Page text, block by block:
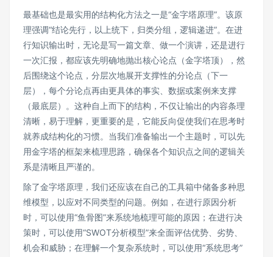
最基础也是最实用的结构化方法之一是“金字塔原理”。该原
理强调“结论先行，以上统下，归类分组，逻辑递进”。在进
行知识输出时，无论是写一篇文章、做一个演讲，还是进行
一次汇报，都应该先明确地抛出核心论点（金字塔顶），然
后围绕这个论点，分层次地展开支撑性的分论点（下一
层），每个分论点再由更具体的事实、数据或案例来支撑
（最底层）。这种自上而下的结构，不仅让输出的内容条理
清晰，易于理解，更重要的是，它能反向促使我们在思考时
就养成结构化的习惯。当我们准备输出一个主题时，可以先
用金字塔的框架来梳理思路，确保各个知识点之间的逻辑关
系是清晰且严谨的。
除了金字塔原理，我们还应该在自己的工具箱中储备多种思
维模型，以应对不同类型的问题。例如，在进行原因分析
时，可以使用“鱼骨图”来系统地梳理可能的原因；在进行决
策时，可以使用“SWOT分析模型”来全面评估优势、劣势、
机会和威胁；在理解一个复杂系统时，可以使用“系统思考”